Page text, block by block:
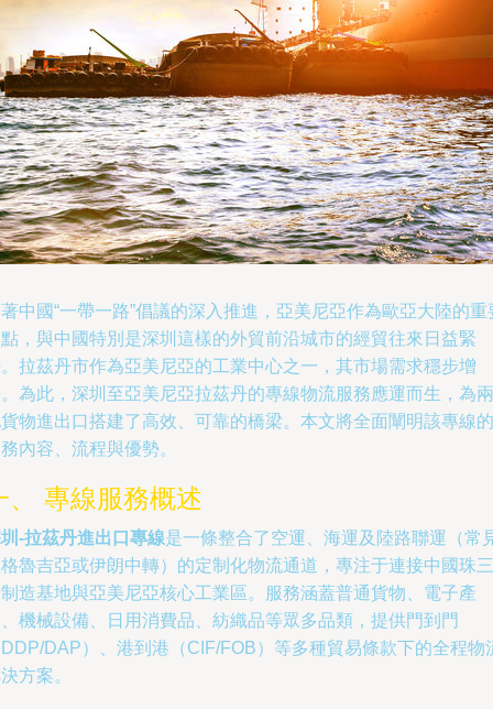
中國“一帶一路”倡議的深入推進，亞美尼亞作為歐亞大陸的重
，與中國特別是深圳這樣的外貿前沿城市的經貿往來日益緊
拉茲丹市作為亞美尼亞的工業中心之一，其市場需求穩步增
為此，深圳至亞美尼亞拉茲丹的專線物流服務應運而生，為兩
物進出口搭建了高效、可靠的橋梁。本文將全面闡明該專線的
內容、流程與優勢。
、 專線服務概述
-拉茲丹進出口專線是一條整合了空運、海運及陸路聯運（常
魯吉亞或伊朗中轉）的定制化物流通道，專注于連接中國珠三
造基地與亞美尼亞核心工業區。服務涵蓋普通貨物、電子產
機械設備、日用消費品、紡織品等眾多品類，提供門到門
DAP）、港到港（CIF/FOB）等多種貿易條款下的全程物
方案。